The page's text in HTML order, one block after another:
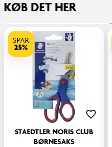
KØB DET HER
SPAR
25%
STAEDTLER NORIS CLUB
BØRNESAKS